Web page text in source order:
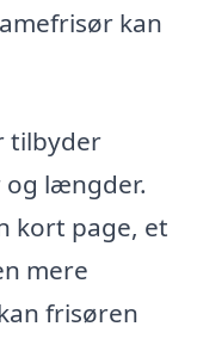
kan
tilbyder
og længder.
kort page, et
mere
frisøren